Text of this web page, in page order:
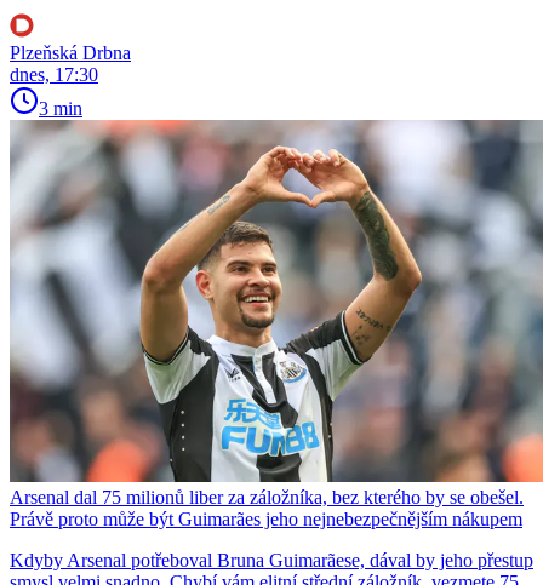
Plzeňská Drbna
dnes, 17:30
3 min
Arsenal dal 75 milionů liber za záložníka, bez kterého by se obešel.
Právě proto může být Guimarães jeho nejnebezpečnějším nákupem
Kdyby Arsenal potřeboval Bruna Guimarãese, dával by jeho přestup